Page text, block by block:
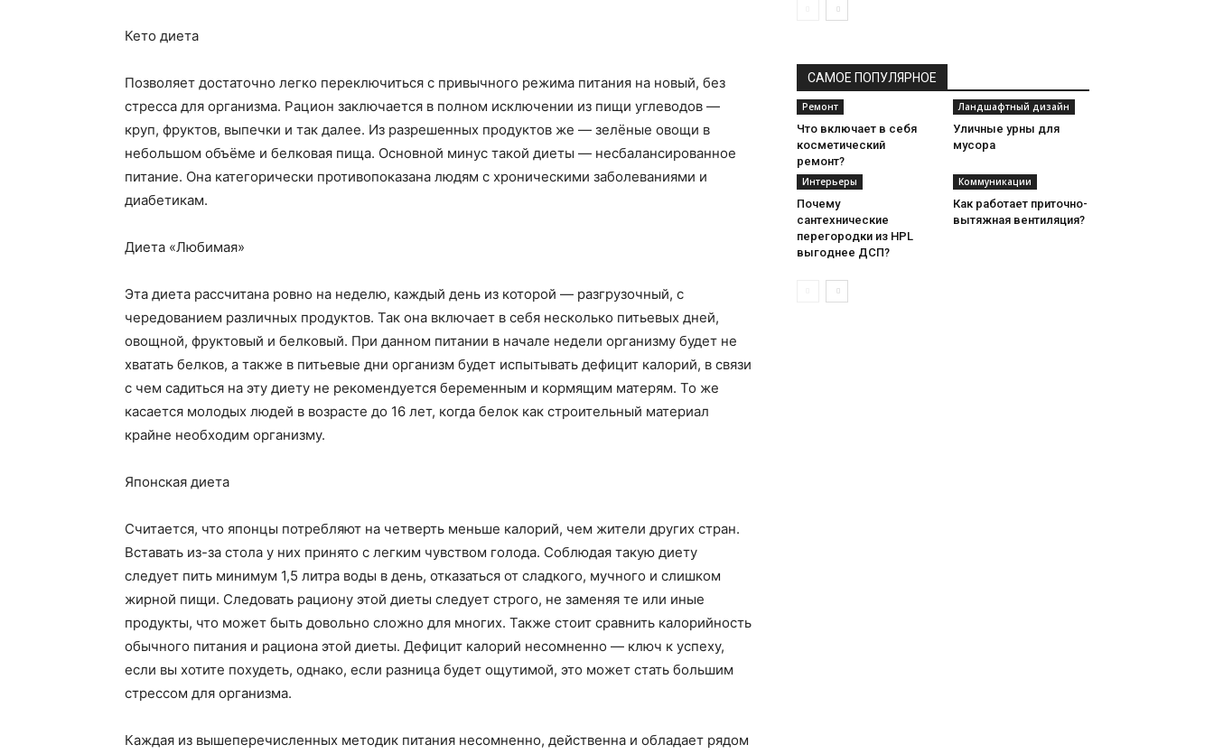
Кето диета
Позволяет достаточно легко переключиться с привычного режима питания на новый, без
стресса для организма. Рацион заключается в полном исключении из пищи углеводов —
круп, фруктов, выпечки и так далее. Из разрешенных продуктов же — зелёные овощи в
небольшом объёме и белковая пища. Основной минус такой диеты — несбалансированное
питание. Она категорически противопоказана людям с хроническими заболеваниями и
диабетикам.
Диета «Любимая»
Эта диета рассчитана ровно на неделю, каждый день из которой — разгрузочный, с
чередованием различных продуктов. Так она включает в себя несколько питьевых дней,
овощной, фруктовый и белковый. При данном питании в начале недели организму будет не
хватать белков, а также в питьевые дни организм будет испытывать дефицит калорий, в связи
с чем садиться на эту диету не рекомендуется беременным и кормящим матерям. То же
касается молодых людей в возрасте до 16 лет, когда белок как строительный материал
крайне необходим организму.
Японская диета
Считается, что японцы потребляют на четверть меньше калорий, чем жители других стран.
Вставать из-за стола у них принято с легким чувством голода. Соблюдая такую диету
следует пить минимум 1,5 литра воды в день, отказаться от сладкого, мучного и слишком
жирной пищи. Следовать рациону этой диеты следует строго, не заменяя те или иные
продукты, что может быть довольно сложно для многих. Также стоит сравнить калорийность
обычного питания и рациона этой диеты. Дефицит калорий несомненно — ключ к успеху,
если вы хотите похудеть, однако, если разница будет ощутимой, это может стать большим
стрессом для организма.
Каждая из вышеперечисленных методик питания несомненно, действенна и обладает рядом
САМОЕ ПОПУЛЯРНОЕ
Ремонт
Что включает в себя
косметический
ремонт?
Ландшафтный дизайн
Уличные урны для
мусора
Интерьеры
Почему
сантехнические
перегородки из HPL
выгоднее ДСП?
Коммуникации
Как работает приточно-
вытяжная вентиляция?